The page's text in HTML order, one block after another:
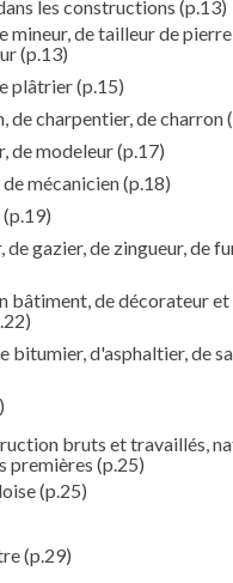
les constructions (p.13)
mineur, de tailleur de
(p.13)
plâtrier(p.15)
de charpentier, de charron
de modeleur(p.17)
mécanicien(p.18)
(p.19)
gazier, de zingueur, de
bâtiment, de décorateur et
bitumier, d'asphaltier, de
bruts et travaillés,
premières (p.25)
(p.25)
(p.29)